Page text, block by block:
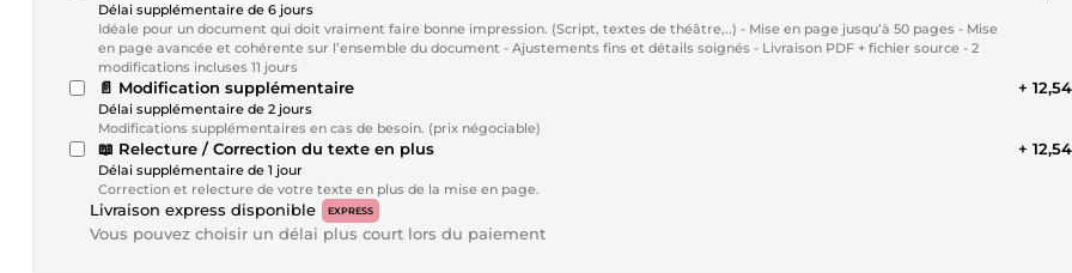
Délai supplémentaire de 6 jours
Idéale pour un document qui doit vraiment faire bonne impression. (Script, textes de théâtre,..) - Mise en page jusqu’à 50 pages - Mise
en page avancée et cohérente sur l’ensemble du document - Ajustements fins et détails soignés - Livraison PDF + fichier source - 2
modifications incluses 11 jours
📄 Modification supplémentaire
Délai supplémentaire de 2 jours
Modifications supplémentaires en cas de besoin. (prix négociable)
+
📖 Relecture / Correction du texte en plus
Délai supplémentaire de 1 jour
Correction et relecture de votre texte en plus de la mise en page.
+
Livraison express disponible EXPRESS
Vous pouvez choisir un délai plus court lors du paiement